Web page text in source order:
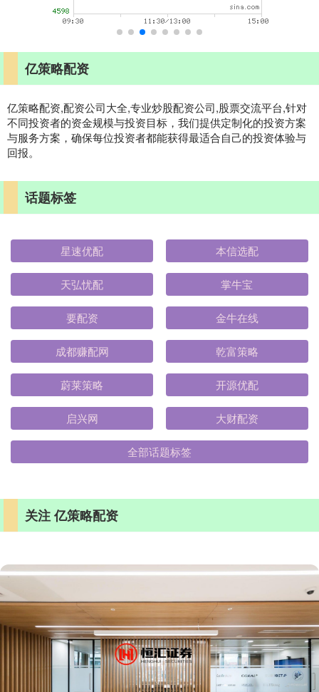
亿策略配资
亿策略配资,配资公司大全,专业炒股配资公司,股票交流平台,针对
不同投资者的资金规模与投资目标，我们提供定制化的投资方案
与服务方案，确保每位投资者都能获得最适合自己的投资体验与
回报。
话题标签
星速优配 本信选配
天弘忧配 掌牛宝
要配资 金牛在线
成都赚配网 乾富策略
蔚莱策略 开源优配
启兴网 大财配资
全部话题标签
关注 亿策略配资